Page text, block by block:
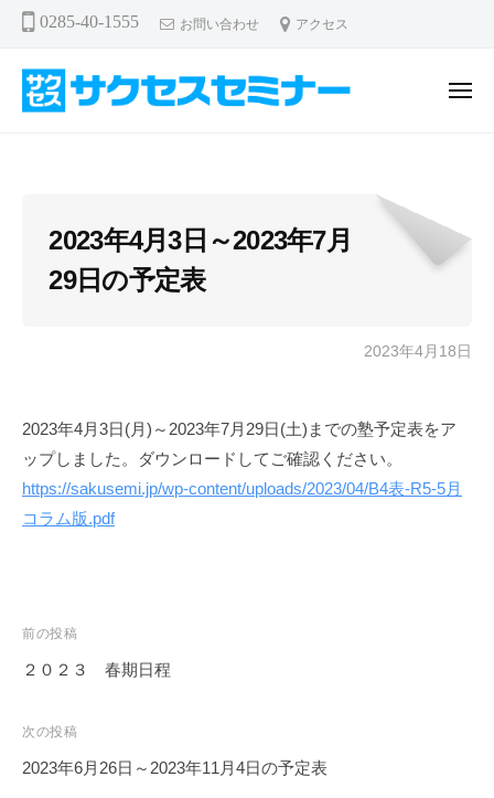
0285-40-1555 お問い合わせ アクセス
メ
2023年4月3日～2023年7月
29日の予定表
2023年4月18日
2023年4月3日(月)～2023年7月29日(土)までの塾予定表をア
ップしました。ダウンロードしてご確認ください。
https://sakusemi.jp/wp-content/uploads/2023/04/B4表-R5-5月
コラム版.pdf
稿
ナ
前の投稿
２０２３ 春期日程
次の投稿
2023年6月26日～2023年11月4日の予定表
ク
ス
セ